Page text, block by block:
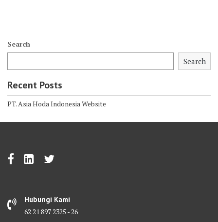
Search
Search
Recent Posts
PT. Asia Hoda Indonesia Website
Hubungi Kami
62 21 897 2325 - 26